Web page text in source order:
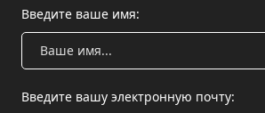
Введите ваше имя:
Введите вашу электронную почту: